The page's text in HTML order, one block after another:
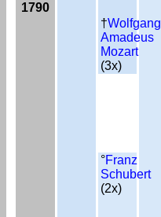
1790
†Wolfgang
Amadeus
Mozart
(3x)
°Franz
Schubert
(2x)